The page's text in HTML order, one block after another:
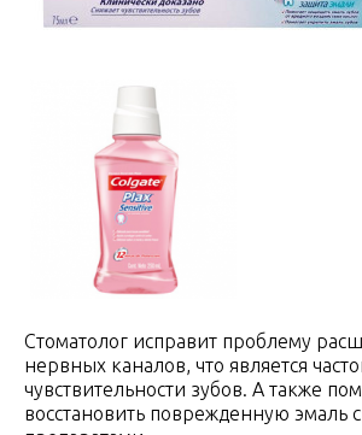
Стоматолог исправит проблему
нервных каналов, что является
чувствительности зубов. А также
восстановить поврежденную эмаль